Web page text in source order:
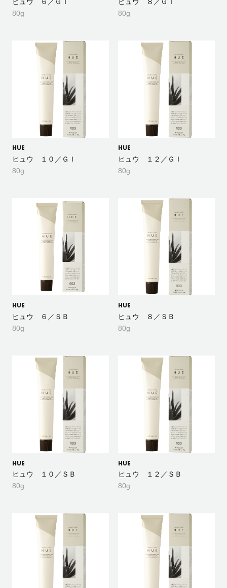
80g
80g
HUE
ヒュウ １０／ＧＩ
80g
HUE
ヒュウ １２／ＧＩ
80g
HUE
ヒュウ ６／ＳＢ
80g
HUE
ヒュウ ８／ＳＢ
80g
HUE
ヒュウ １０／ＳＢ
80g
HUE
ヒュウ １２／ＳＢ
80g